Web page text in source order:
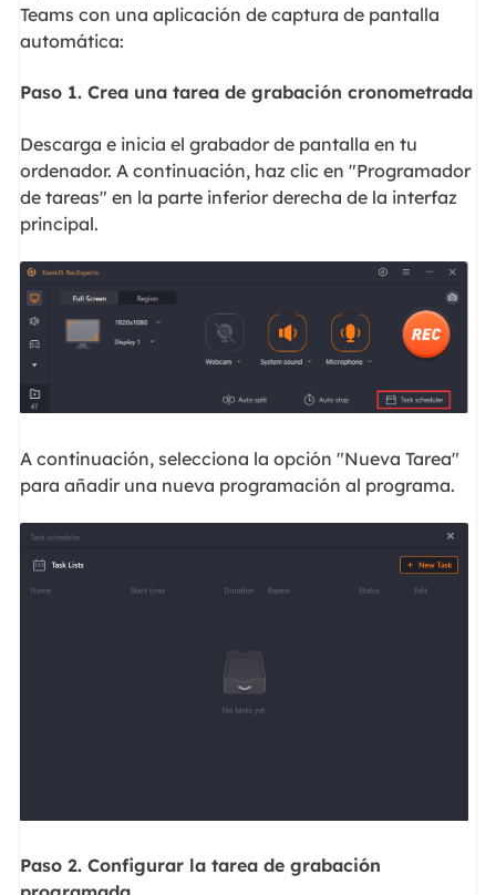
Teams con una aplicación de captura de pantalla
automática:
Paso 1. Crea una tarea de grabación cronometrada
Descarga e inicia el grabador de pantalla en tu
ordenador. A continuación, haz clic en "Programador
de tareas" en la parte inferior derecha de la interfaz
principal.
A continuación, selecciona la opción "Nueva Tarea"
para añadir una nueva programación al programa.
Paso 2. Configurar la tarea de grabación